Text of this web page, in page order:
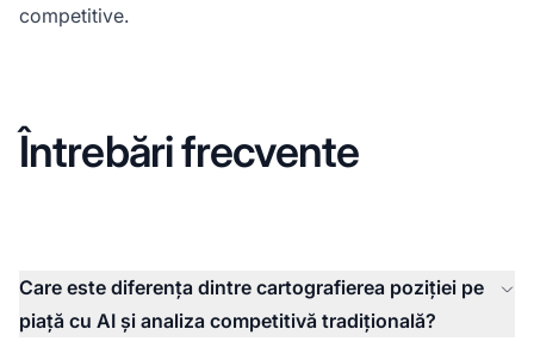
competitive.
Întrebări frecvente
Care este diferența dintre cartografierea poziției pe
piață cu AI și analiza competitivă tradițională?